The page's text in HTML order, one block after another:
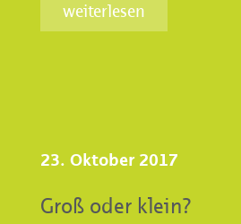
weiterlesen
23. Oktober 2017
Groß oder klein?